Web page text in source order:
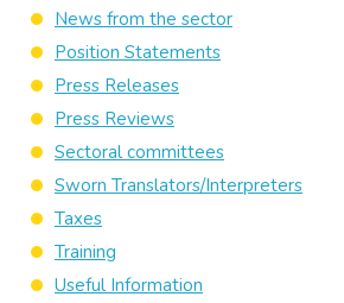
News from the sector
Position Statements
Press Releases
Press Reviews
Sectoral committees
Sworn Translators/Interpreters
Taxes
Training
Useful Information